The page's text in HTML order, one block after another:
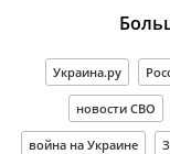
Украина.ру
новости СВО
война на Украине